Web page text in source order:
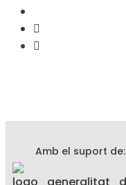
Amb el suport de: